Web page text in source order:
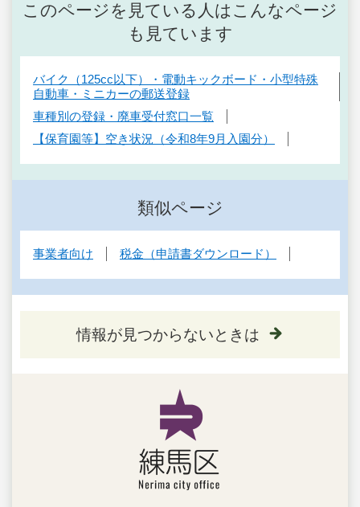
このページを見ている人はこんなページ
も見ています
バイク（125cc以下）・電動キックボード・小型特殊
自動車・ミニカーの郵送登録
車種別の登録・廃車受付窓口一覧
【保育園等】空き状況（令和8年9月入園分）
類似ページ
事業者向け 税金（申請書ダウンロード）
情報が見つからないときは